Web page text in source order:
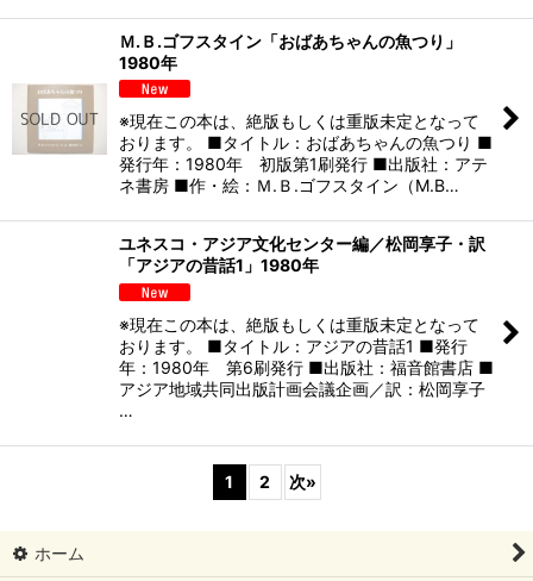
Ｍ.Ｂ.ゴフスタイン「おばあちゃんの魚つり」
1980年
※現在この本は、絶版もしくは重版未定となって
おります。 ■タイトル：おばあちゃんの魚つり ■
発行年：1980年 初版第1刷発行 ■出版社：アテ
ネ書房 ■作・絵：Ｍ.Ｂ.ゴフスタイン（M.B…
ユネスコ・アジア文化センター編／松岡享子・訳
「アジアの昔話1」1980年
※現在この本は、絶版もしくは重版未定となって
おります。 ■タイトル：アジアの昔話1 ■発行
年：1980年 第6刷発行 ■出版社：福音館書店 ■
アジア地域共同出版計画会議企画／訳：松岡享子
…
1 2 次»
ホーム